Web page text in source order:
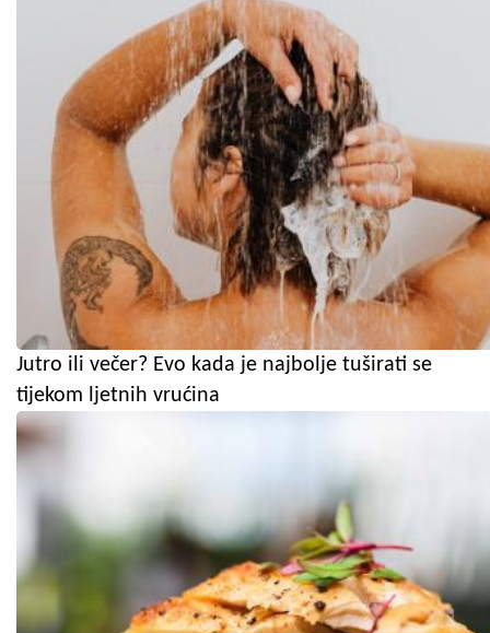
Jutro ili večer? Evo kada je najbolje tuširati se
tijekom ljetnih vrućina